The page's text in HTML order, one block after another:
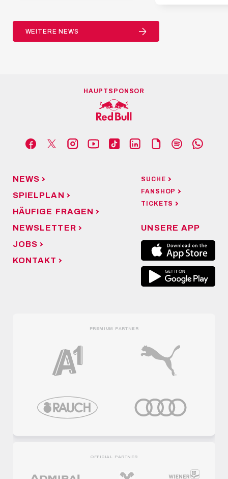
WEITERE NEWS
HAUPTSPONSOR
NEWS
SPIELPLAN
HÄUFIGE FRAGEN
NEWSLETTER
JOBS
KONTAKT
SUCHE
FANSHOP
TICKETS
UNSERE APP
PREMIUM PARTNER
OFFICIAL PARTNER